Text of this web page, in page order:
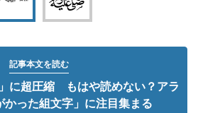
記事本文を読む
に超圧縮 もはや読めない？アラ
かった組文字」に注目集まる